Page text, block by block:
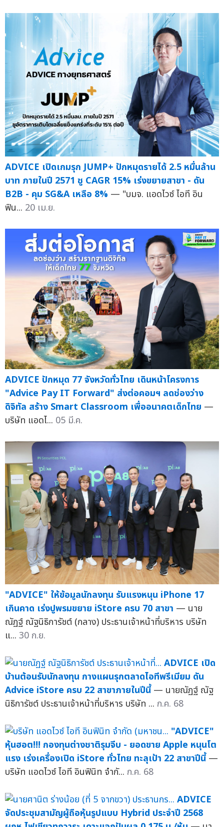
ADVICE เปิดเกมรุก JUMP+ ปักหมุดรายได้ 2.5 หมื่นล้าน
บาท ภายในปี 2571 ชู CAGR 15% เร่งขยายสาขา - ดัน
B2B - คุม SG&A เหลือ 8% — "บมจ. แอดไวซ์ ไอที อิน
ฟิน... 20 เม.ย.
ADVICE ปักหมุด 77 จังหวัดทั่วไทย เดินหน้าโครงการ
"Advice Pay IT Forward" ส่งต่อคอมฯ ลดช่องว่าง
ดิจิทัล สร้าง Smart Classroom เพื่ออนาคตเด็กไทย —
บริษัท แอดไ... 05 มี.ค.
"ADVICE" ให้ข้อมูลนักลงทุน รับแรงหนุน iPhone 17
เกินคาด เร่งปูพรมขยาย iStore ครบ 70 สาขา — นาย
ณัฏฐ์ ณัฐนิธิการัชต์ (กลาง) ประธานเจ้าหน้าที่บริหาร บริษัท
แ... 30 ก.ย.
ADVICE เปิด
บ้านต้อนรับนักลงทุน กางแผนรุกตลาดไอทีพรีเมียม ดัน
Advice iStore ครบ 22 สาขาภายในปีนี้ — นายณัฏฐ์ ณัฐ
นิธิการัชต์ ประธานเจ้าหน้าที่บริหาร บริษัท ... ก.ค. 68
"ADVICE"
หุ้นฮอต!!! กองทุนต่างชาติรุมจีบ - ยอดขาย Apple หนุนโต
แรง เร่งเครื่องเปิด iStore ทั่วไทย ทะลุเป้า 22 สาขาปีนี้ —
บริษัท แอดไวซ์ ไอที อินฟินิท จำกั... ก.ค. 68
ADVICE
จัดประชุมสามัญผู้ถือหุ้นรูปแบบ Hybrid ประจำปี 2568